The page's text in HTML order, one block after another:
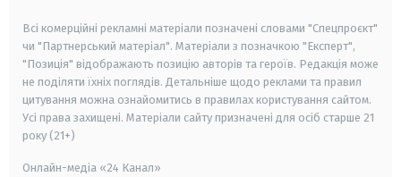
Всі комерційні рекламні матеріали позначені словами "Спецпроєкт"
чи "Партнерський матеріал". Матеріали з позначкою "Експерт",
"Позиція" відображають позицію авторів та героїв. Редакція може
не поділяти їхніх поглядів. Детальніше щодо реклами та правил
цитування можна ознайомитись в правилах користування сайтом.
Усі права захищені. Матеріали сайту призначені для осіб старше 21
року (21+)
Онлайн-медіа «24 Канал»